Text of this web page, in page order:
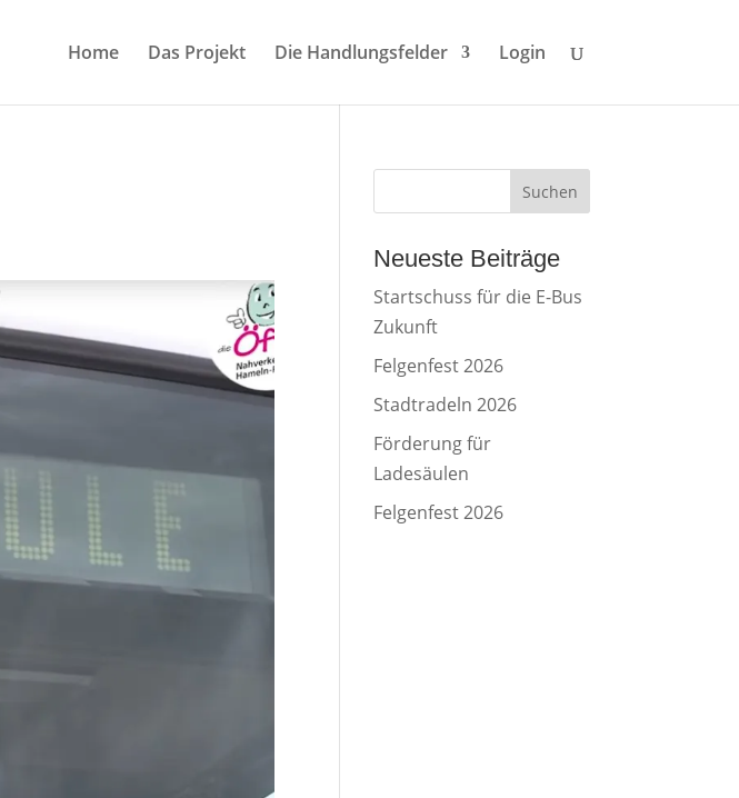
Home Das Projekt Die Handlungsfelder Login
Suchen
Neueste Beiträge
Startschuss für die E-Bus
Zukunft
Felgenfest 2026
Stadtradeln 2026
Förderung für
Ladesäulen
Felgenfest 2026